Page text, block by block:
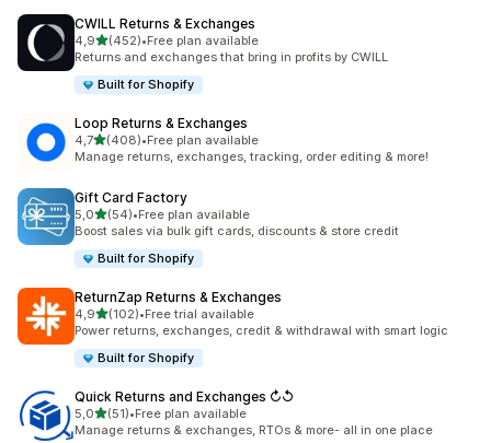
CWILL Returns & Exchanges
4,95 yıldız üzerinden
(452)
toplam 452 değerlendirme
•Free plan available
Returns and exchanges that bring in profits by CWILL
Built for Shopify
Loop Returns & Exchanges
4,75 yıldız üzerinden
(408)
toplam 408 değerlendirme
•Free plan available
Manage returns, exchanges, tracking, order editing & more!
Gift Card Factory
5,05 yıldız üzerinden
(54)
toplam 54 değerlendirme
•Free plan available
Boost sales via bulk gift cards, discounts & store credit
Built for Shopify
ReturnZap Returns & Exchanges
4,95 yıldız üzerinden
(102)
toplam 102 değerlendirme
•Free trial available
Power returns, exchanges, credit & withdrawal with smart logic
Built for Shopify
Quick Returns and Exchanges ↻↺
5,05 yıldız üzerinden
(51)
toplam 51 değerlendirme
•Free plan available
Manage returns & exchanges, RTOs & more- all in one place